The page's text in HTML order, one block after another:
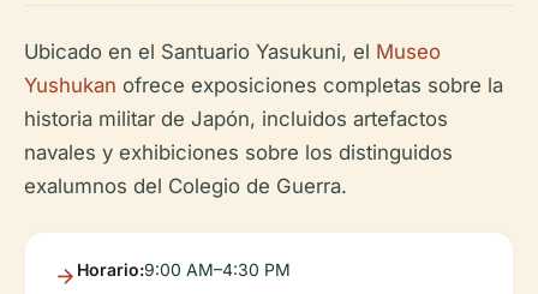
Ubicado en el Santuario Yasukuni, el Museo
Yushukan ofrece exposiciones completas sobre la
historia militar de Japón, incluidos artefactos
navales y exhibiciones sobre los distinguidos
exalumnos del Colegio de Guerra.
Horario:9:00 AM–4:30 PM